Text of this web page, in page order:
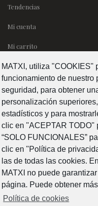
MATXI, utiliza "COOKIES"
funcionamiento de nuestro
seguridad, para obtener
personalización
estadísticos y para
clic en "ACEPTAR TODO"
“SOLO FUNCIONALES”
clic en "Política de
las de todas las cookies.
MATXI no puede
página. Puede obtener
Política de cookies
Tendencias
Mi cuenta
Mi carrito
SÍGUENOS
Web subvencionada por la Diputación